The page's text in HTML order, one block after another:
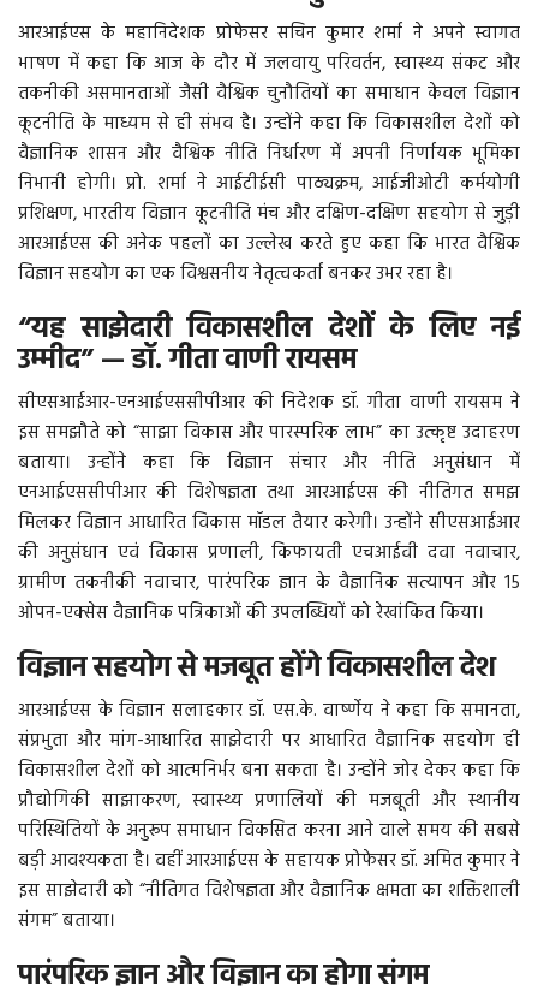
आरआईएस के महानिदेशक प्रोफेसर सचिन कुमार शर्मा ने अपने स्वागत
भाषण में कहा कि आज के दौर में जलवायु परिवर्तन, स्वास्थ्य संकट और
तकनीकी असमानताओं जैसी वैश्विक चुनौतियों का समाधान केवल विज्ञान
कूटनीति के माध्यम से ही संभव है। उन्होंने कहा कि विकासशील देशों को
वैज्ञानिक शासन और वैश्विक नीति निर्धारण में अपनी निर्णायक भूमिका
निभानी होगी। प्रो. शर्मा ने आईटीईसी पाठ्यक्रम, आईजीओटी कर्मयोगी
प्रशिक्षण, भारतीय विज्ञान कूटनीति मंच और दक्षिण-दक्षिण सहयोग से जुड़ी
आरआईएस की अनेक पहलों का उल्लेख करते हुए कहा कि भारत वैश्विक
विज्ञान सहयोग का एक विश्वसनीय नेतृत्वकर्ता बनकर उभर रहा है।
“यह साझेदारी विकासशील देशों के लिए नई
उम्मीद” — डॉ. गीता वाणी रायसम
सीएसआईआर-एनआईएससीपीआर की निदेशक डॉ. गीता वाणी रायसम ने
इस समझौते को “साझा विकास और पारस्परिक लाभ” का उत्कृष्ट उदाहरण
बताया। उन्होंने कहा कि विज्ञान संचार और नीति अनुसंधान में
एनआईएससीपीआर की विशेषज्ञता तथा आरआईएस की नीतिगत समझ
मिलकर विज्ञान आधारित विकास मॉडल तैयार करेगी। उन्होंने सीएसआईआर
की अनुसंधान एवं विकास प्रणाली, किफायती एचआईवी दवा नवाचार,
ग्रामीण तकनीकी नवाचार, पारंपरिक ज्ञान के वैज्ञानिक सत्यापन और 15
ओपन-एक्सेस वैज्ञानिक पत्रिकाओं की उपलब्धियों को रेखांकित किया।
विज्ञान सहयोग से मजबूत होंगे विकासशील देश
आरआईएस के विज्ञान सलाहकार डॉ. एस.के. वार्ष्‍णेय ने कहा कि समानता,
संप्रभुता और मांग-आधारित साझेदारी पर आधारित वैज्ञानिक सहयोग ही
विकासशील देशों को आत्मनिर्भर बना सकता है। उन्होंने जोर देकर कहा कि
प्रौद्योगिकी साझाकरण, स्वास्थ्य प्रणालियों की मजबूती और स्थानीय
परिस्थितियों के अनुरूप समाधान विकसित करना आने वाले समय की सबसे
बड़ी आवश्यकता है। वहीं आरआईएस के सहायक प्रोफेसर डॉ. अमित कुमार ने
इस साझेदारी को “नीतिगत विशेषज्ञता और वैज्ञानिक क्षमता का शक्तिशाली
संगम” बताया।
पारंपरिक ज्ञान और विज्ञान का होगा संगम